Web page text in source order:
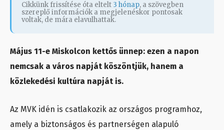
Cikkünk frissítése óta eltelt 3 hónap, a szövegben
szereplő információk a megjelenéskor pontosak
voltak, de mára elavulhattak.
Május 11-e Miskolcon kettős ünnep: ezen a napon
nemcsak a város napját köszöntjük, hanem a
közlekedési kultúra napját is.
Az MVK idén is csatlakozik az országos programhoz,
amely a biztonságos és partnerségen alapuló